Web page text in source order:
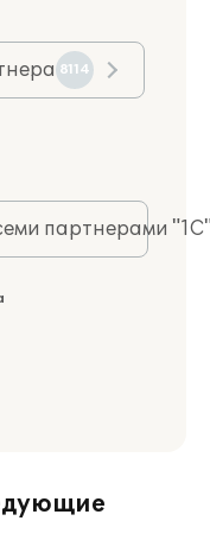
8114
партнерами